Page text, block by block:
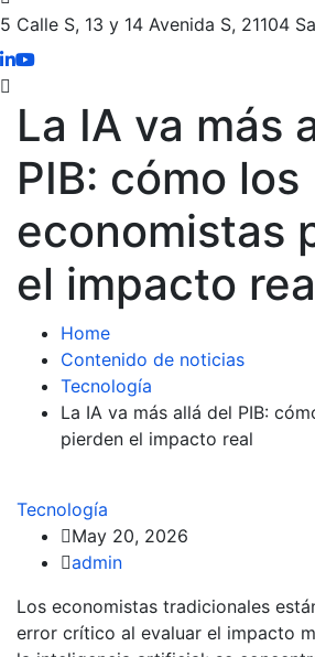
5 Calle S, 13 y 14 Avenida S, 21104
La IA va más
PIB: cómo los
economistas
el impacto
Home
Contenido de noticias
Tecnología
La IA va más allá del PIB:
pierden el impacto real
Tecnología
May 20, 2026
admin
Los economistas tradicionales
error crítico al evaluar el impacto